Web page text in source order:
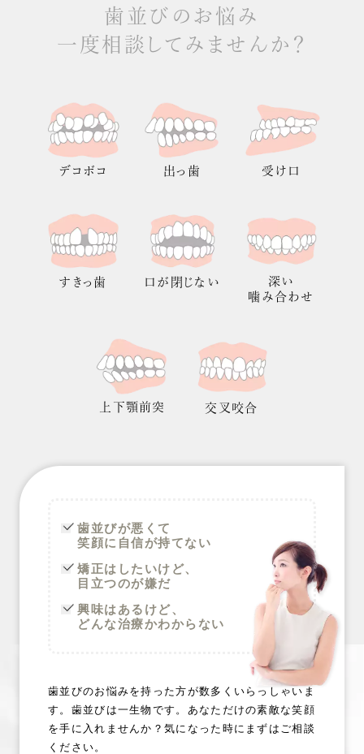
歯並びのお悩み
一度相談してみませんか？
デコボコ 出っ歯 受け口
すきっ歯 口が閉じない
深い
噛み合わせ
上下顎前突 交叉咬合
歯並びが悪くて
笑顔に自信が持てない
矯正はしたいけど、
目立つのが嫌だ
興味はあるけど、
どんな治療かわからない
歯並びのお悩みを持った方が数多くいらっしゃいま
す。歯並びは一生物です。あなただけの素敵な笑顔
を手に入れませんか？気になった時にまずはご相談
ください。